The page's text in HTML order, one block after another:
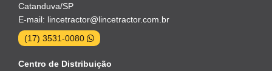
Catanduva/SP
E-mail: lincetractor@lincetractor.com.br
(17) 3531-0080
Centro de Distribuição